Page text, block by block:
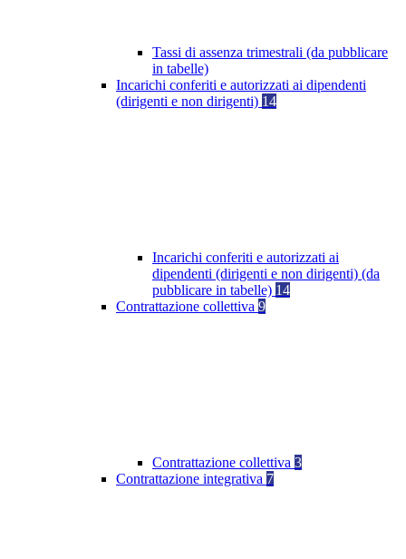
Tassi di assenza trimestrali (da pubblicare
in tabelle)
Incarichi conferiti e autorizzati ai dipendenti
(dirigenti e non dirigenti) 14
Incarichi conferiti e autorizzati ai
dipendenti (dirigenti e non dirigenti) (da
pubblicare in tabelle) 14
Contrattazione collettiva 9
Contrattazione collettiva 3
Contrattazione integrativa 7